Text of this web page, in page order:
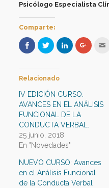
Psicólogo Especialista
Comparte:
Haz
clic
para
en
Facebook
(Se
en
una
ventana
nueva)
Haz
clic
para
en
Twitter
(Se
en
una
ventana
nueva)
Haz
clic
para
en
una
ventana
nueva)
Haz
clic
una
ventana
Relacionado
IV EDICIÓN CURSO:
AVANCES EN EL ANÁLISIS
FUNCIONAL DE LA
CONDUCTA VERBAL.
25 junio, 2018
En "Novedades"
NUEVO CURSO: Avances
en el Análisis Funcional
de la Conducta Verbal